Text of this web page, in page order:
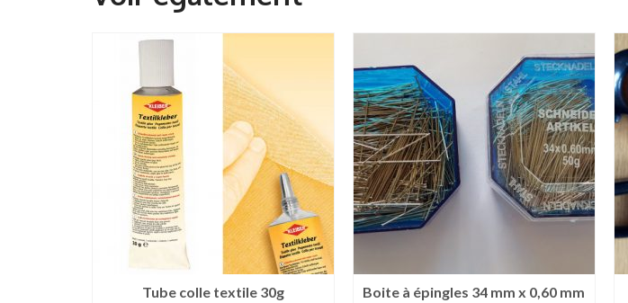
Tube colle textile 30g
Boite à épingles 34 mm x 0,60 mm